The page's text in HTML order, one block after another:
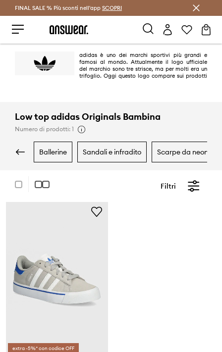
Risparmia con Answear Club >
FINAL SALE % Più sconti nell'app SCOPRI
adidas è uno dei marchi sportivi più grandi e
famosi al mondo. Attualmente il logo ufficiale
del marchio sono tre strisce, ma per molti era un
trifoglio. Oggi questo logo compare sui prodotti
Low top adidas Originals Bambina
Numero di prodotti: 1
ballerine sandali e infradito scarpe da neonato
Filtri
extra -5%* con codice OFF